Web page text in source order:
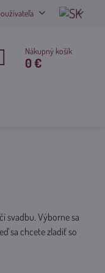
Nákupný košík
0 €
svadbu. Výborne sa
sa chcete zladiť so